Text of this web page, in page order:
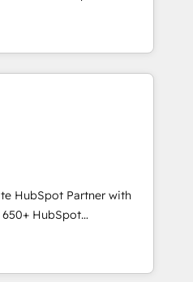
certified consultancy,
and technology to help
B2B sales and growth.
we specialize in
Our experts design,
systems to enhance user
From setup to
deal closures. With 500+
approach ensures your
results. Our
sales, marketing, and
generation to
and eliminating
HubSpot Partner with
HubSpot
the HubSpot platform
your current HubSpot